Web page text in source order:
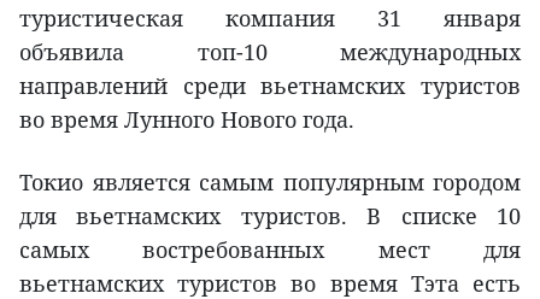
туристическая компания 31 января
объявила топ-10 международных
направлений среди вьетнамских туристов
во время Лунного Нового года.
Токио является самым популярным городом
для вьетнамских туристов. В списке 10
самых востребованных мест для
вьетнамских туристов во время Тэта есть